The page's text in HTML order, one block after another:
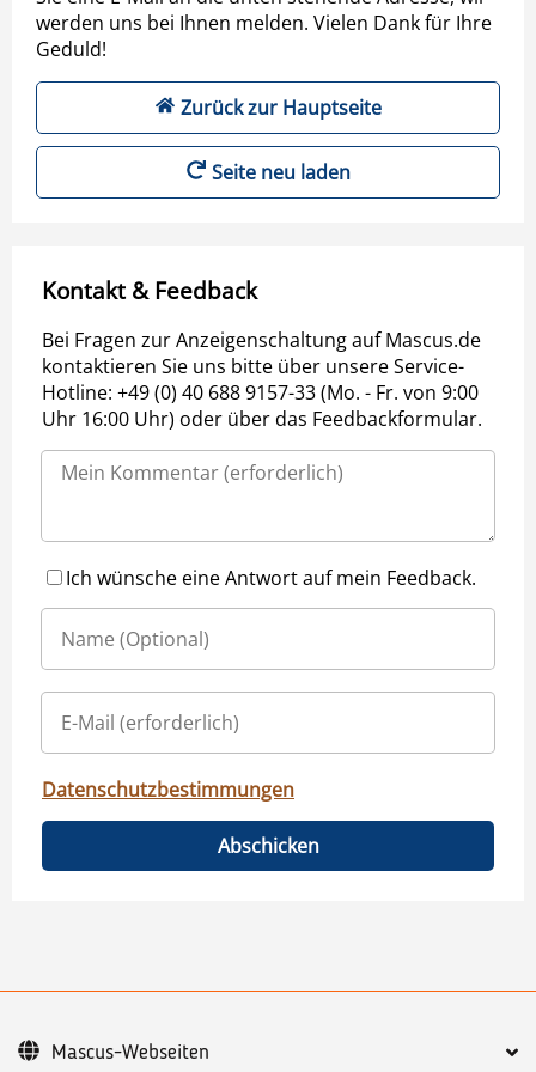
werden uns bei Ihnen melden. Vielen Dank für Ihre
Geduld!
Zurück zur Hauptseite
Seite neu laden
Kontakt & Feedback
Bei Fragen zur Anzeigenschaltung auf Mascus.de
kontaktieren Sie uns bitte über unsere Service-
Hotline: +49 (0) 40 688 9157-33 (Mo. - Fr. von 9:00
Uhr 16:00 Uhr) oder über das Feedbackformular.
Ich wünsche eine Antwort auf mein Feedback.
Datenschutzbestimmungen
Abschicken
Mascus-Webseiten